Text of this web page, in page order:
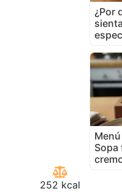
252 kcal
¿Por
Sopa